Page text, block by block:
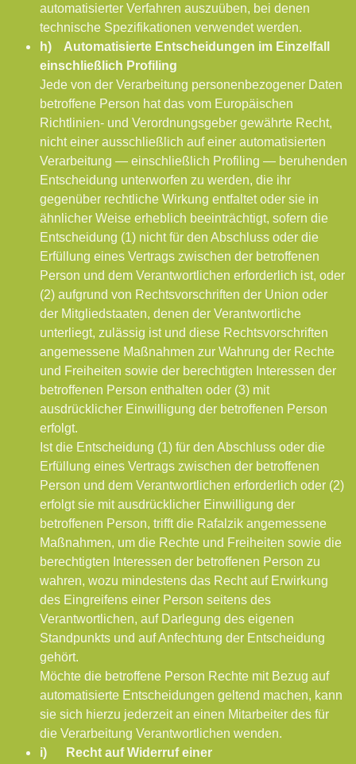
automatisierter Verfahren auszuüben, bei denen
technische Spezifikationen verwendet werden.
h) Automatisierte Entscheidungen im Einzelfall
einschließlich Profiling
Jede von der Verarbeitung personenbezogener Daten
betroffene Person hat das vom Europäischen
Richtlinien- und Verordnungsgeber gewährte Recht,
nicht einer ausschließlich auf einer automatisierten
Verarbeitung — einschließlich Profiling — beruhenden
Entscheidung unterworfen zu werden, die ihr
gegenüber rechtliche Wirkung entfaltet oder sie in
ähnlicher Weise erheblich beeinträchtigt, sofern die
Entscheidung (1) nicht für den Abschluss oder die
Erfüllung eines Vertrags zwischen der betroffenen
Person und dem Verantwortlichen erforderlich ist, oder
(2) aufgrund von Rechtsvorschriften der Union oder
der Mitgliedstaaten, denen der Verantwortliche
unterliegt, zulässig ist und diese Rechtsvorschriften
angemessene Maßnahmen zur Wahrung der Rechte
und Freiheiten sowie der berechtigten Interessen der
betroffenen Person enthalten oder (3) mit
ausdrücklicher Einwilligung der betroffenen Person
erfolgt.
Ist die Entscheidung (1) für den Abschluss oder die
Erfüllung eines Vertrags zwischen der betroffenen
Person und dem Verantwortlichen erforderlich oder (2)
erfolgt sie mit ausdrücklicher Einwilligung der
betroffenen Person, trifft die Rafalzik angemessene
Maßnahmen, um die Rechte und Freiheiten sowie die
berechtigten Interessen der betroffenen Person zu
wahren, wozu mindestens das Recht auf Erwirkung
des Eingreifens einer Person seitens des
Verantwortlichen, auf Darlegung des eigenen
Standpunkts und auf Anfechtung der Entscheidung
gehört.
Möchte die betroffene Person Rechte mit Bezug auf
automatisierte Entscheidungen geltend machen, kann
sie sich hierzu jederzeit an einen Mitarbeiter des für
die Verarbeitung Verantwortlichen wenden.
i) Recht auf Widerruf einer